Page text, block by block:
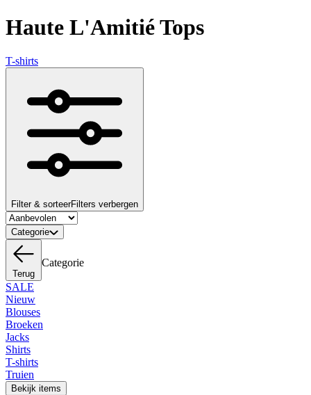
Haute L'Amitié Tops
T-shirts
Filter & sorteerFilters verbergen
Categorie
Terug
Categorie
SALE
Nieuw
Blouses
Broeken
Jacks
Shirts
T-shirts
Truien
Bekijk items